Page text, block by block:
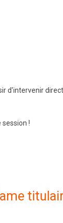
d'intervenir
!